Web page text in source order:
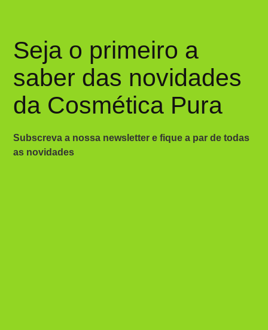
Seja o primeiro a
saber das novidades
da Cosmética Pura
Subscreva a nossa newsletter e fique a par de todas
as novidades